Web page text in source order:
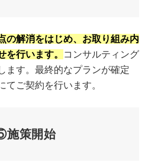
の解消をはじめ、お取り組み内
を行います。
コンサルティング
ます。最終的なプランが確定
てご契約を行います。
施策開始